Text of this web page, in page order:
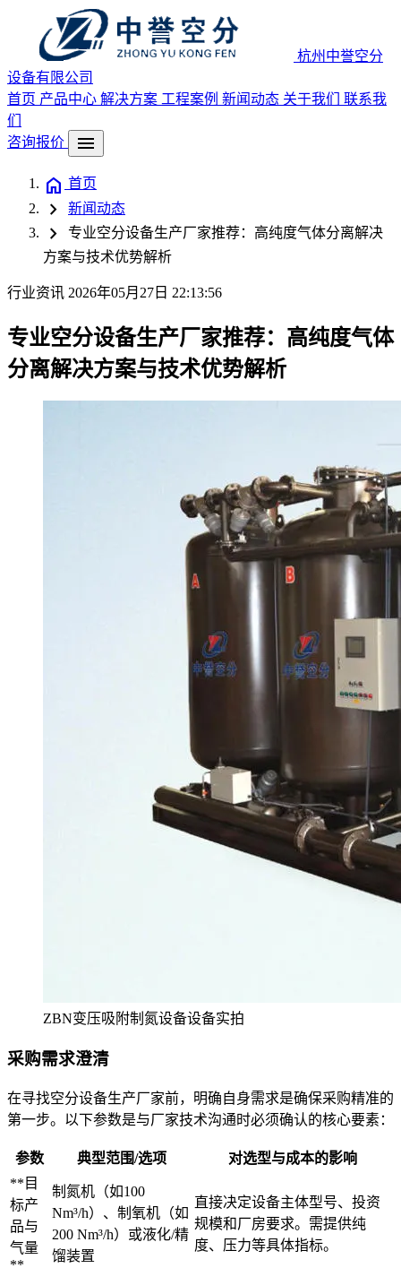
杭州中誉空分
设备有限公司
首页 产品中心 解决方案 工程案例 新闻动态 关于我们 联系我
们
咨询报价
menu
home 首页
chevron_right 新闻动态
chevron_right
专业空分设备生产厂家推荐：高纯度气体分离解决
方案与技术优势解析
行业资讯 2026年05月27日 22:13:56
专业空分设备生产厂家推荐：高纯度气体
分离解决方案与技术优势解析
ZBN变压吸附制氮设备设备实拍
采购需求澄清
在寻找空分设备生产厂家前，明确自身需求是确保采购精准的
第一步。以下参数是与厂家技术沟通时必须确认的核心要素：
参数 典型范围/选项
对选型与成本的影响
**目
标产
品与
气量
**
制氮机（如100
Nm³/h）、制氧机（如
200 Nm³/h）或液化/精
馏装置
直接决定设备主体型号、投资
规模和厂房要求。需提供纯
度、压力等具体指标。